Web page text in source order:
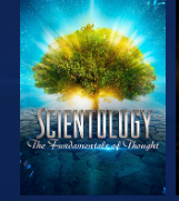
DÉCOUVRIR LES
SÉRIES